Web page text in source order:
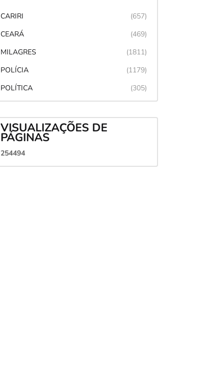
CARIRI
(657)
CEARÁ
(469)
MILAGRES
(1811)
POLÍCIA
(1179)
POLÍTICA
(305)
VISUALIZAÇÕES DE
PÁGINAS
254494